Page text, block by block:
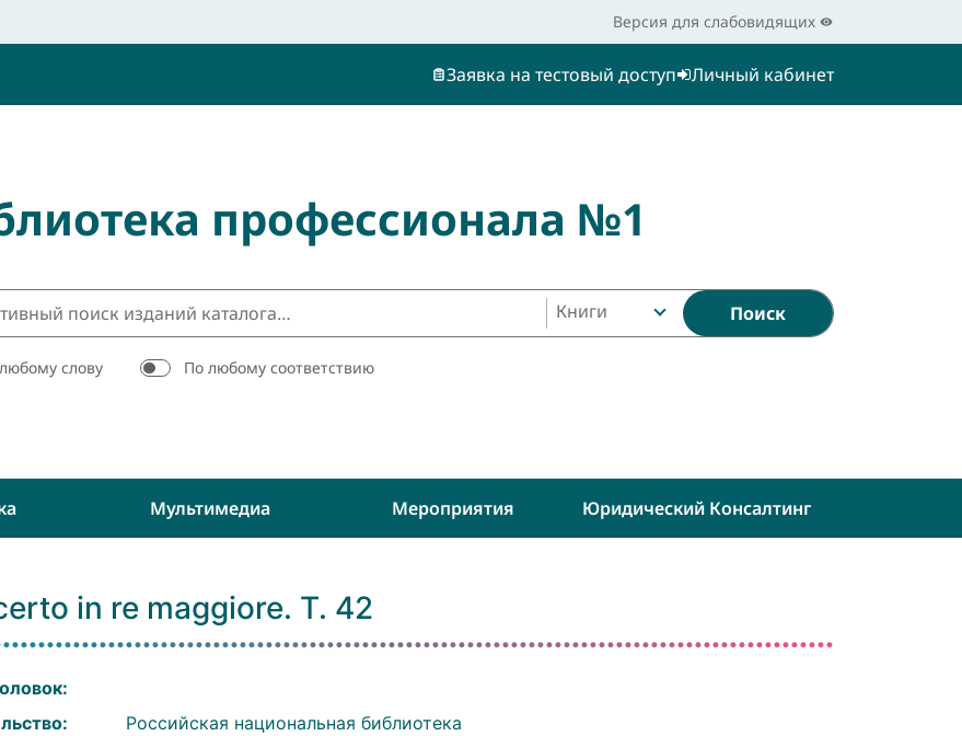
Версия для слабовидящих
Заявка на тестовый доступ Личный кабинет
профессионала №1
Книги Поиск
слову По любому соответствию
Мультимедиа Мероприятия Юридический Консалтинг
in re maggiore. Т. 42
Российская национальная библиотека